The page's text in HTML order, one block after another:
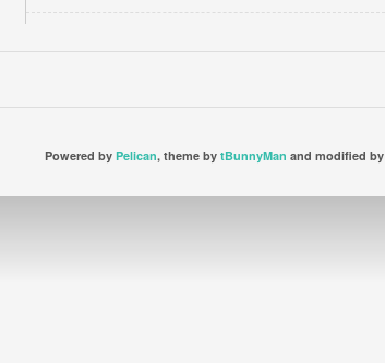
Powered by Pelican, theme by tBunnyMan and modified by